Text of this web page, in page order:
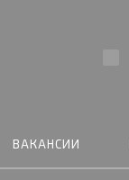
ВАКАНСИИ